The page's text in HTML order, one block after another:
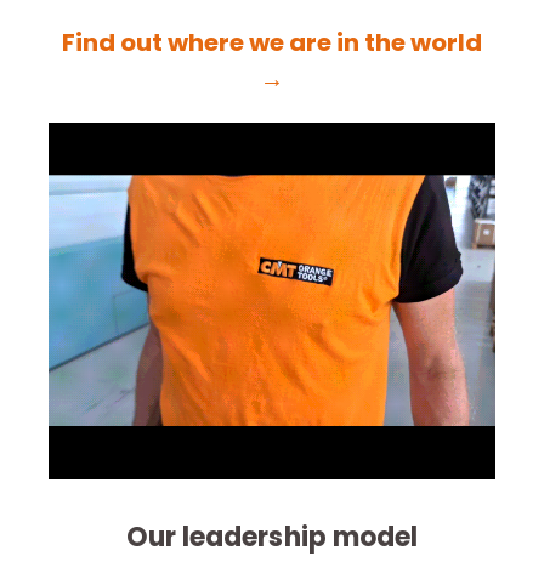
Find out where we are in the world
→
Our leadership model